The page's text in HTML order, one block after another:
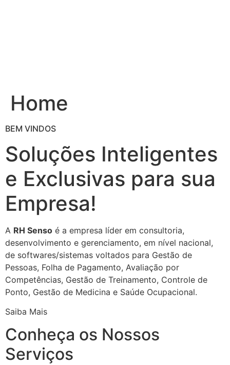
Home
BEM VINDOS
Soluções Inteligentes
e Exclusivas para sua
Empresa!
A RH Senso é a empresa líder em consultoria,
desenvolvimento e gerenciamento, em nível nacional,
de softwares/sistemas voltados para Gestão de
Pessoas, Folha de Pagamento, Avaliação por
Competências, Gestão de Treinamento, Controle de
Ponto, Gestão de Medicina e Saúde Ocupacional.
Saiba Mais
Conheça os Nossos
Serviços